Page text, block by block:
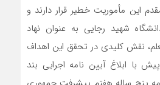
این مأموریت خطیر قرار دارند و
شهید رجایی به عنوان نهاد
نقش کلیدی در تحقق این اهداف
با ابلاغ آیین نامه اجرایی بند